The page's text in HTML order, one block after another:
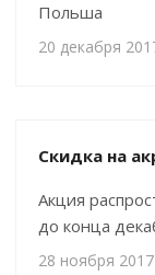
Польша
20 декабря
Скидка на
Акция
до конца
28 ноября 2017